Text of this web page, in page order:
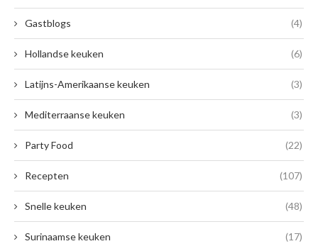
Gastblogs (4)
Hollandse keuken (6)
Latijns-Amerikaanse keuken (3)
Mediterraanse keuken (3)
Party Food (22)
Recepten (107)
Snelle keuken (48)
Surinaamse keuken (17)